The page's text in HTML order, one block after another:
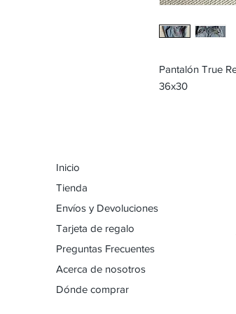
Pantalón True
36x30
Inicio
Tienda
Envíos y Devoluciones
Tarjeta de regalo
Preguntas Frecuentes
Acerca de nosotros
Dónde comprar